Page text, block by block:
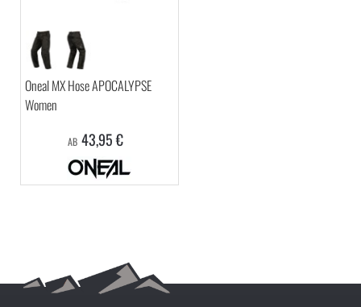
Oneal MX Hose APOCALYPSE
Women
AB 43,95 €